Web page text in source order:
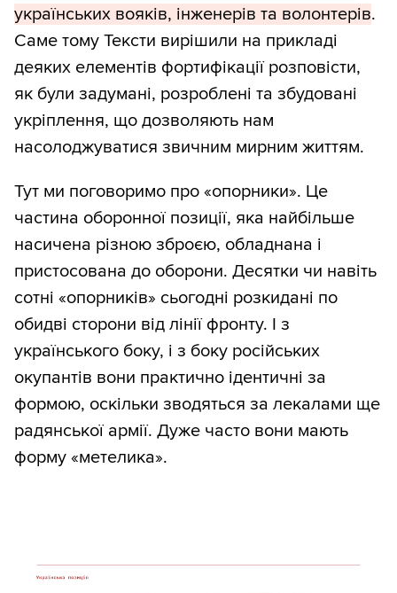
українських вояків, інженерів та волонтерів.
Саме тому Тексти вирішили на прикладі
деяких елементів фортифікації розповісти,
як були задумані, розроблені та збудовані
укріплення, що дозволяють нам
насолоджуватися звичним мирним життям.
Тут ми поговоримо про «опорники». Це
частина оборонної позиції, яка найбільше
насичена різною зброєю, обладнана і
пристосована до оборони. Десятки чи навіть
сотні «опорників» сьогодні розкидані по
обидві сторони від лінії фронту. І з
українського боку, і з боку російських
окупантів вони практично ідентичні за
формою, оскільки зводяться за лекалами ще
радянської армії. Дуже часто вони мають
форму «метелика».